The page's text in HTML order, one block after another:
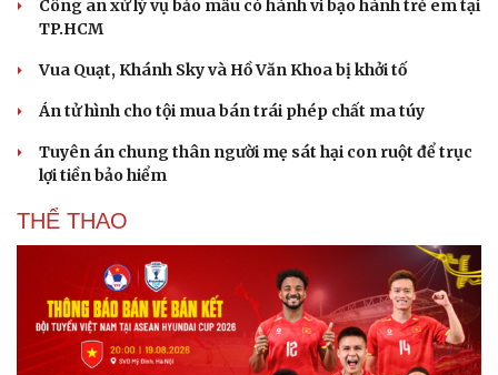
Kể chuyện cho bé
Công an xử lý vụ bảo mẫu có hành vi bạo hành trẻ em tại
TP.HCM
Vua Quạt, Khánh Sky và Hồ Văn Khoa bị khởi tố
Án tử hình cho tội mua bán trái phép chất ma túy
Tuyên án chung thân người mẹ sát hại con ruột để trục
lợi tiền bảo hiểm
THỂ THAO